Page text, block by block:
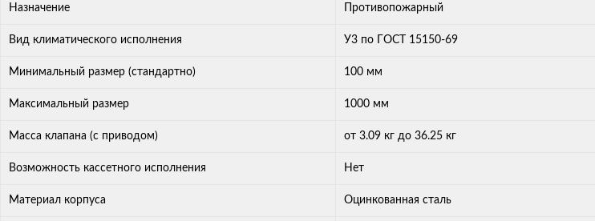
Назначение Противопожарный
Вид климатического исполнения У3 по ГОСТ 15150-69
Минимальный размер (стандартно) 100 мм
Максимальный размер 1000 мм
Масса клапана (с приводом) от 3.09 кг до 36.25 кг
Возможность кассетного исполнения Нет
Материал корпуса Оцинкованная сталь